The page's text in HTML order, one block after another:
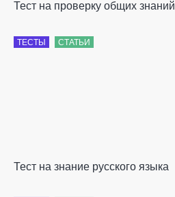
Тест на проверку общих знаний
ТЕСТЫ СТАТЬИ
Тест на знание русского языка